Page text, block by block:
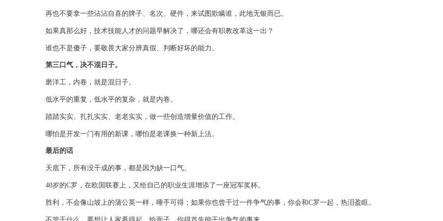
再也不要拿一些沾沾自喜的牌子、名次、硬件，来试图欺瞒谁，此地无银而已。
如果真那么好，技术技能人才的问题早解决了，哪还会有职教改革这一出？
谁也不是傻子，要敬畏大家分辨真假、判断好坏的能力。
第三口气，决不混日子。
磨洋工，内卷，就是混日子。
低水平的重复，低水平的复杂，就是内卷。
踏踏实实、扎扎实实、老老实实，做一些创造增量价值的工作。
哪怕是开发一门有用的新课，哪怕是老课换一种新上法。
最后的话
天底下，所有没干成的事，都是因为缺一口气。
40岁的C罗，在欧国联赛上，又给自己的职业生涯增添了一座冠军奖杯。
胜利，不会像山坡上的蒲公英一样，唾手可得；如果你也曾干过一件争气的事，你会和C罗一起，热泪盈眶。